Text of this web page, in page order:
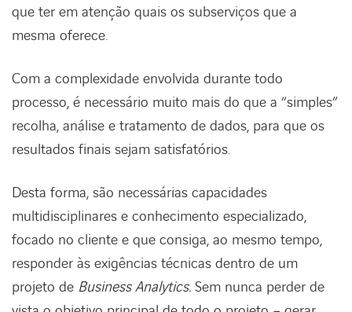
que ter em atenção quais os subserviços que a
mesma oferece.
Com a complexidade envolvida durante todo
processo, é necessário muito mais do que a “simples”
recolha, análise e tratamento de dados, para que os
resultados finais sejam satisfatórios.
Desta forma, são necessárias capacidades
multidisciplinares e conhecimento especializado,
focado no cliente e que consiga, ao mesmo tempo,
responder às exigências técnicas dentro de um
projeto de Business Analytics. Sem nunca perder de